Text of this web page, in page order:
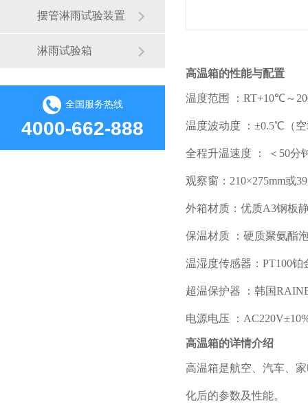
摆管淋雨试验装置
淋雨试验箱
全国服务热线
4000-662-888
高温箱的性能与配置
温度范围 ：RT+10℃～
温度波动度 ：±0.5℃（
全程升温速度 ： ＜50分
观察窗：210×275mm或
外箱材质：优质A3钢板
保温材质 ：硬质聚氨酯
温湿度传感器：PT100铂
超温保护器 ：韩国
电源电压 ：
高温箱的详情介绍
高温箱是航空、汽车、
化后的参数及性能。